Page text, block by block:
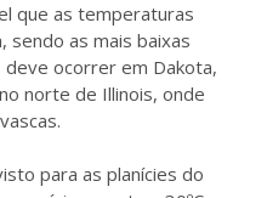
que as temperaturas
sendo as mais baixas
ocorrer em Dakota,
norte de Illinois, onde
para as planícies do